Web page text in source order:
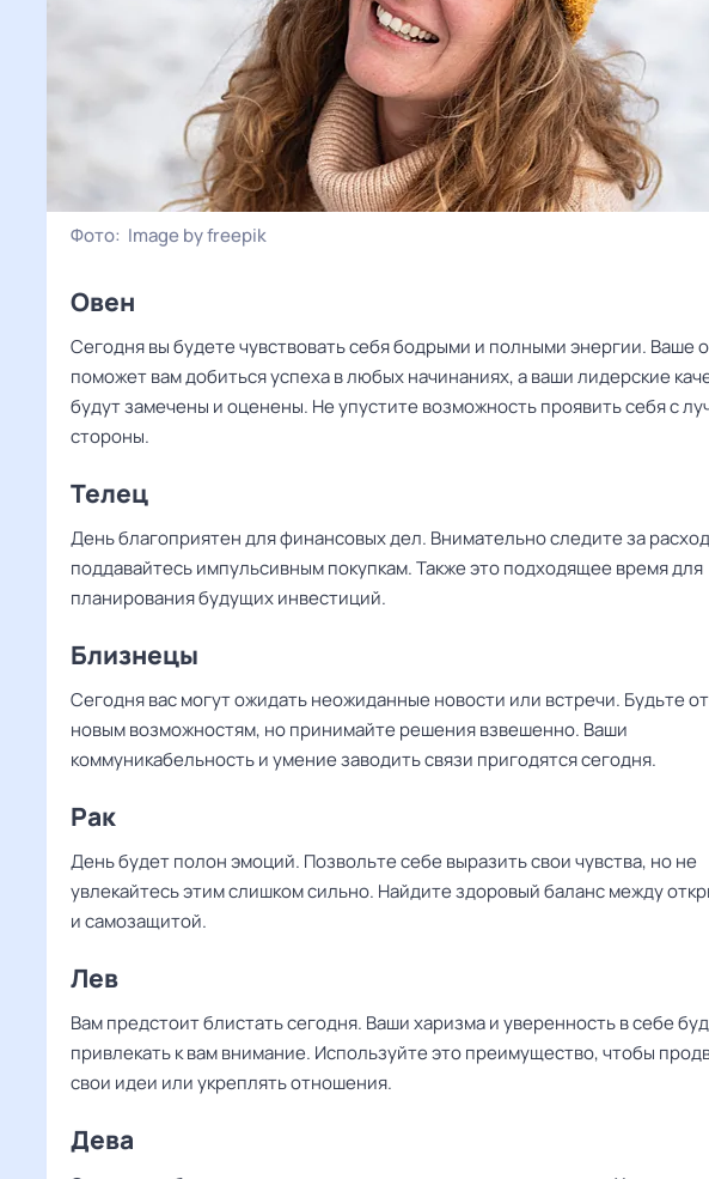
Фото: Image by freepik
Овен
Сегодня вы будете чувствовать себя бодрыми и полными энергии. Ваше
поможет вам добиться успеха в любых начинаниях, а ваши лидерские
будут замечены и оценены. Не упустите возможность проявить себя с
стороны.
Телец
День благоприятен для финансовых дел. Внимательно следите за
поддавайтесь импульсивным покупкам. Также это подходящее время для
планирования будущих инвестиций.
Близнецы
Сегодня вас могут ожидать неожиданные новости или встречи. Будьте
новым возможностям, но принимайте решения взвешенно. Ваши
коммуникабельность и умение заводить связи пригодятся сегодня.
Рак
День будет полон эмоций. Позвольте себе выразить свои чувства, но не
увлекайтесь этим слишком сильно. Найдите здоровый баланс между
и самозащитой.
Лев
Вам предстоит блистать сегодня. Ваши харизма и уверенность в себе
привлекать к вам внимание. Используйте это преимущество, чтобы
свои идеи или укреплять отношения.
Дева